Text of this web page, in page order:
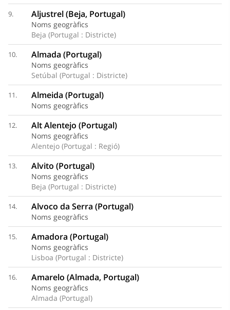
9. Aljustrel (Beja, Portugal)
Noms geogràfics
Beja (Portugal : Districte)
10. Almada (Portugal)
Noms geogràfics
Setúbal (Portugal : Districte)
11. Almeida (Portugal)
Noms geogràfics
12. Alt Alentejo (Portugal)
Noms geogràfics
Alentejo (Portugal : Regió)
13. Alvito (Portugal)
Noms geogràfics
Beja (Portugal : Districte)
14. Alvoco da Serra (Portugal)
Noms geogràfics
15. Amadora (Portugal)
Noms geogràfics
Lisboa (Portugal : Districte)
16. Amarelo (Almada, Portugal)
Noms geogràfics
Almada (Portugal)